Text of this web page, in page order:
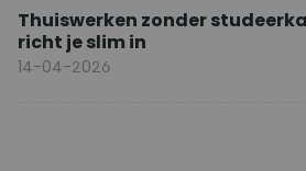
Thuiswerken zonder
richt je slim in
14-04-2026